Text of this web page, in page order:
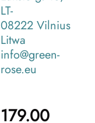
LT-
08222 Vilnius
Litwa
info@green-
rose.eu
179.00